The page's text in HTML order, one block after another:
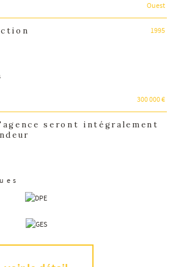
Ouest
1995
300 000 €
seront intégralement